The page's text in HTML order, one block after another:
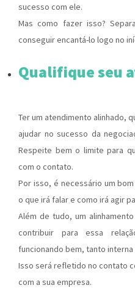
sucesso com ele.
Mas como fazer isso?
conseguir encantá-lo logo no
Qualifique seu
Ter um atendimento alinhado,
ajudar no sucesso da
Respeite bem o limite para
com o contato.
Por isso, é necessário um
o que irá falar e como irá agir
Além de tudo, um
contribuir para essa
funcionando bem, tanto
Isso será refletido no contato
com a sua empresa.